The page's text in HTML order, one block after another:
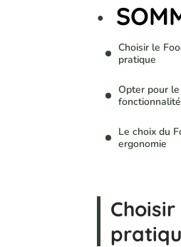
Choisir le
pratique
Opter pour
Le choix du
ergonomie